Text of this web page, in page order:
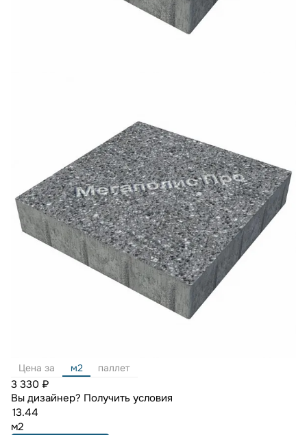
Цена за м2 паллет
3 330 ₽
Вы дизайнер? Получить условия
м2